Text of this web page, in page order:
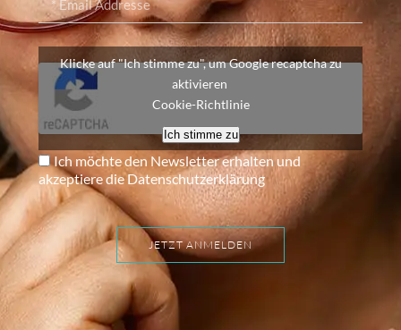
Klicke auf "Ich stimme zu", um Google recaptcha zu
aktivieren
Cookie-Richtlinie
Ich stimme zu
Ich möchte den Newsletter erhalten und
akzeptiere die Datenschutzerklärung
JETZT ANMELDEN